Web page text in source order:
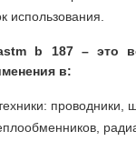
использования.
b 187 – это
в: